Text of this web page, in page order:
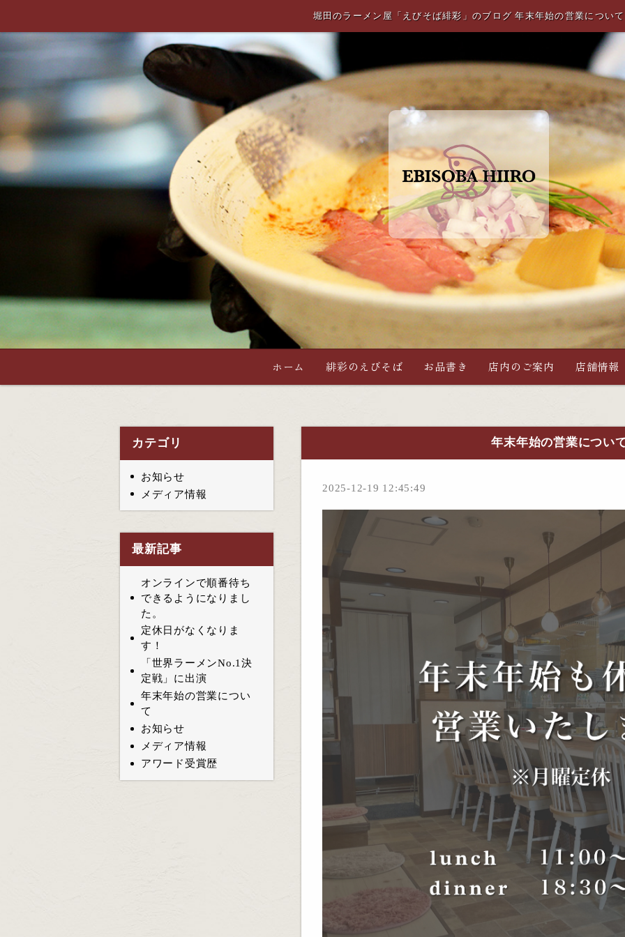
堀田のラーメン屋「えびそば緋彩」のブログ 年末年始の営業について
ホーム 緋彩のえびそば お品書き 店内のご案内 店舗情報
カテゴリ
お知らせ
メディア情報
最新記事
オンラインで順番待ち
できるようになりまし
た。
定休日がなくなりま
す！
「世界ラーメンNo.1決
定戦」に出演
年末年始の営業につい
て
お知らせ
メディア情報
アワード受賞歴
年末年始の営業につい
2025-12-19 12:45:49